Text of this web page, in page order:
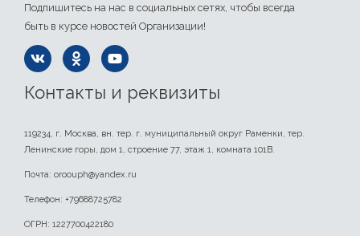
Подпишитесь на нас в социальных сетях, чтобы всегда
быть в курсе новостей Организации!
Контакты и реквизиты
119234, г. Москва, вн. тер. г. муниципальный округ Раменки, тер.
Ленинские горы, дом 1, строение 77, этаж 1, комната 101В.
Почта: oroouph@yandex.ru
Телефон: +79688725782
ОГРН: 1227700422180